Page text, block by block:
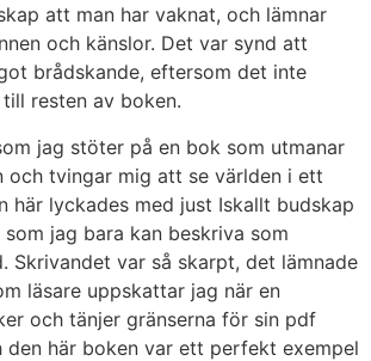
att man har vaknat, och lämnar
och känslor. Det var synd att
brådskande, eftersom det inte
resten av boken.
jag stöter på en bok som utmanar
och tvingar mig att se världen i ett
här lyckades med just Iskallt budskap
jag bara kan beskriva som
Skrivandet var så skarpt, det lämnade
läsare uppskattar jag när en
och tänjer gränserna för sin pdf
här boken var ett perfekt exempel